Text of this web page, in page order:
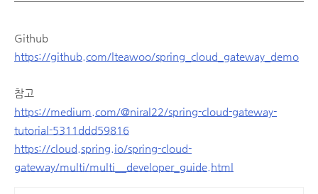
Github
https://github.com/lteawoo/spring_cloud_gateway_demo
참고
https://medium.com/@niral22/spring-cloud-gateway-
tutorial-5311ddd59816
https://cloud.spring.io/spring-cloud-
gateway/multi/multi__developer_guide.html